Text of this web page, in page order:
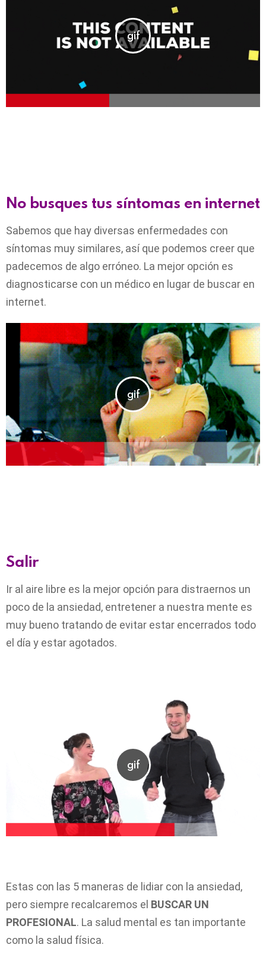
No busques tus síntomas en internet
Sabemos que hay diversas enfermedades con
síntomas muy similares, así que podemos creer que
padecemos de algo erróneo. La mejor opción es
diagnosticarse con un médico en lugar de buscar en
internet.
Salir
Ir al aire libre es la mejor opción para distraernos un
poco de la ansiedad, entretener a nuestra mente es
muy bueno tratando de evitar estar encerrados todo
el día y estar agotados.
Estas con las 5 maneras de lidiar con la ansiedad,
pero siempre recalcaremos el BUSCAR UN
PROFESIONAL. La salud mental es tan importante
como la salud física.